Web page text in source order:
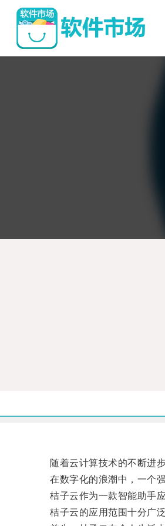
随着云计算技术的不断进步
在数字化的浪潮中，一个强
桔子云作为一款智能助手应
桔子云的应用范围十分广泛